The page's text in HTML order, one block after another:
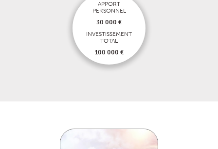
APPORT
PERSONNEL
30 000 €
INVESTISSEMENT
TOTAL
100 000 €